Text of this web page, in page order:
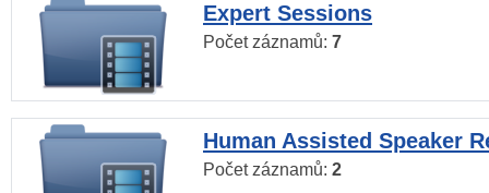
Expert Sessions
Počet záznamů: 7
Human Assisted Speaker
Počet záznamů: 2